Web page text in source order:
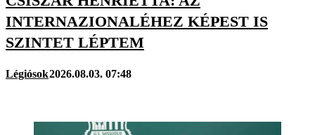
INTERNAZIONALÉHEZ KÉPEST IS
SZINTET LÉPTEM
Légiósok2026.08.03. 07:48